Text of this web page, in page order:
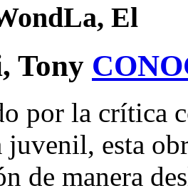
El
Tony
por la crítica
juvenil, esta
de manera